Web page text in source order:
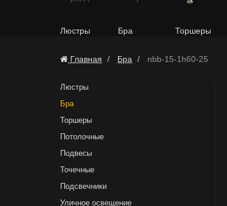
Люстры Бра Торшеры
Главная Бра nbb-15-1h60-25
Люстры
Бра
Торшеры
Потолочные
Подвесы
Точечные
Подсвечники
Уличное освещение